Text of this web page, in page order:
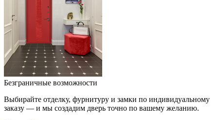
Безграничные возможности
Выбирайте отделку, фурнитуру и замки по индивидуальному
заказу — и мы создадим дверь точно по вашему желанию.